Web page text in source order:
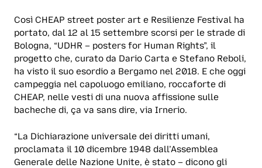
Così CHEAP street poster art e Resilienze Festival ha
portato, dal 12 al 15 settembre scorsi per le strade di
Bologna, “UDHR – posters for Human Rights”, il
progetto che, curato da Dario Carta e Stefano Reboli,
ha visto il suo esordio a Bergamo nel 2018. E che oggi
campeggia nel capoluogo emiliano, roccaforte di
CHEAP, nelle vesti di una nuova affissione sulle
bacheche di, ça va sans dire, via Irnerio.
“La Dichiarazione universale dei diritti umani,
proclamata il 10 dicembre 1948 dall’Assemblea
Generale delle Nazione Unite, è stato – dicono gli